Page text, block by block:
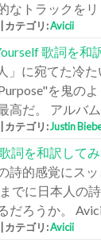
なトラックを
カテゴリ:Avicii
歌詞を和
」に宛てた冷
を鬼の
高だ。 アルバ
カテゴリ:Justin
詞を和訳して
詩的感覚にス
でに日本人の
だろうか。
カテゴリ:Avicii